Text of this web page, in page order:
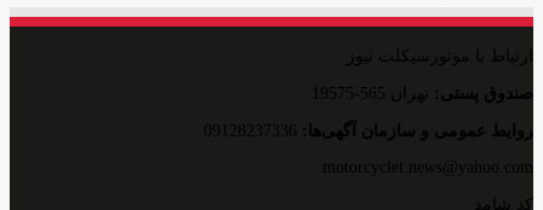
ارتباط با موتورسیکلت نیوز
صندوق پستی: تهران 565-19575
روایط عمومی و سازمان آگهی‌ها:
motorcyclet.news@yahoo.com
کد شامد